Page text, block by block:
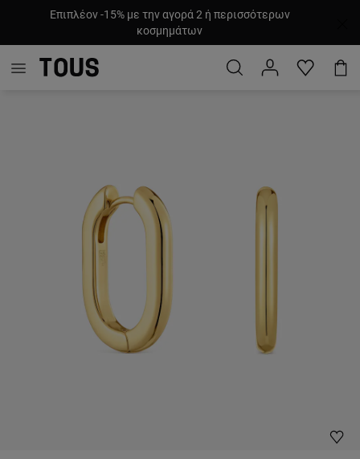
Επιπλέον -15% με την αγορά 2 ή περισσότερων
κοσμημάτων